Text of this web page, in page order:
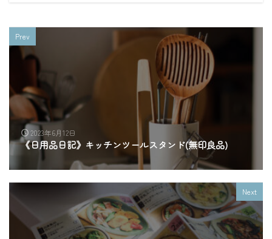
Prev
2023年6月12日
《日用品日記》キッチンツールスタンド(無印良品)
Next